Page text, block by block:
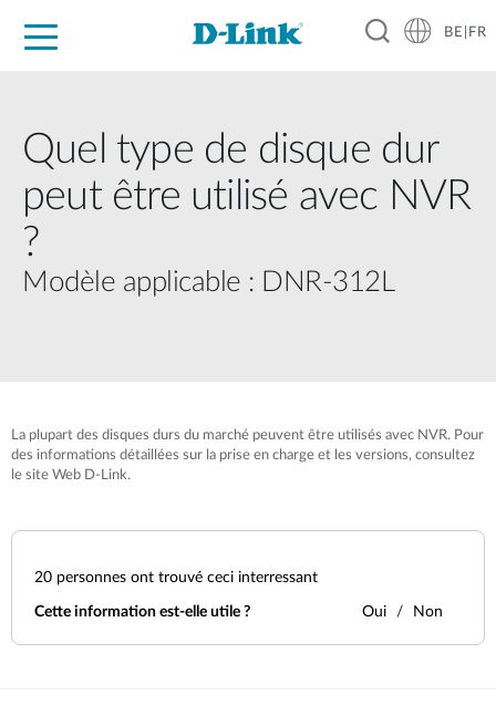
BE|FR
Quel type de disque dur
peut être utilisé avec NVR
?
Modèle applicable : DNR-312L
La plupart des disques durs du marché peuvent être utilisés avec NVR. Pour
des informations détaillées sur la prise en charge et les versions, consultez
le site Web D-Link.
20 personnes ont trouvé ceci interressant
Cette information est-elle utile ? Oui Non